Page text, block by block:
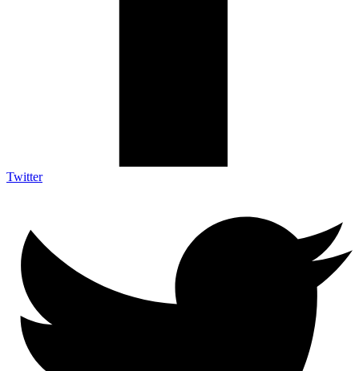
Twitter